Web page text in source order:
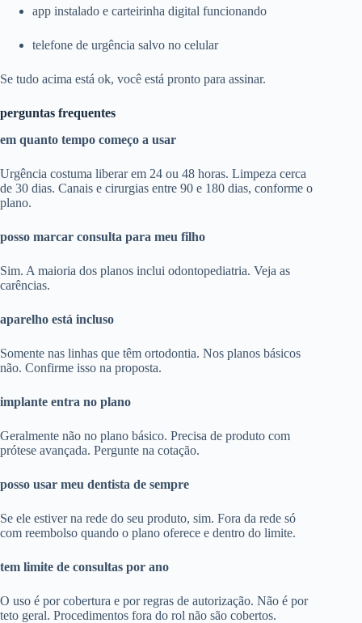
app instalado e carteirinha digital funcionando
telefone de urgência salvo no celular
Se tudo acima está ok, você está pronto para assinar.
perguntas frequentes
em quanto tempo começo a usar
Urgência costuma liberar em 24 ou 48 horas. Limpeza cerca
de 30 dias. Canais e cirurgias entre 90 e 180 dias, conforme o
plano.
posso marcar consulta para meu filho
Sim. A maioria dos planos inclui odontopediatria. Veja as
carências.
aparelho está incluso
Somente nas linhas que têm ortodontia. Nos planos básicos
não. Confirme isso na proposta.
implante entra no plano
Geralmente não no plano básico. Precisa de produto com
prótese avançada. Pergunte na cotação.
posso usar meu dentista de sempre
Se ele estiver na rede do seu produto, sim. Fora da rede só
com reembolso quando o plano oferece e dentro do limite.
tem limite de consultas por ano
O uso é por cobertura e por regras de autorização. Não é por
teto geral. Procedimentos fora do rol não são cobertos.